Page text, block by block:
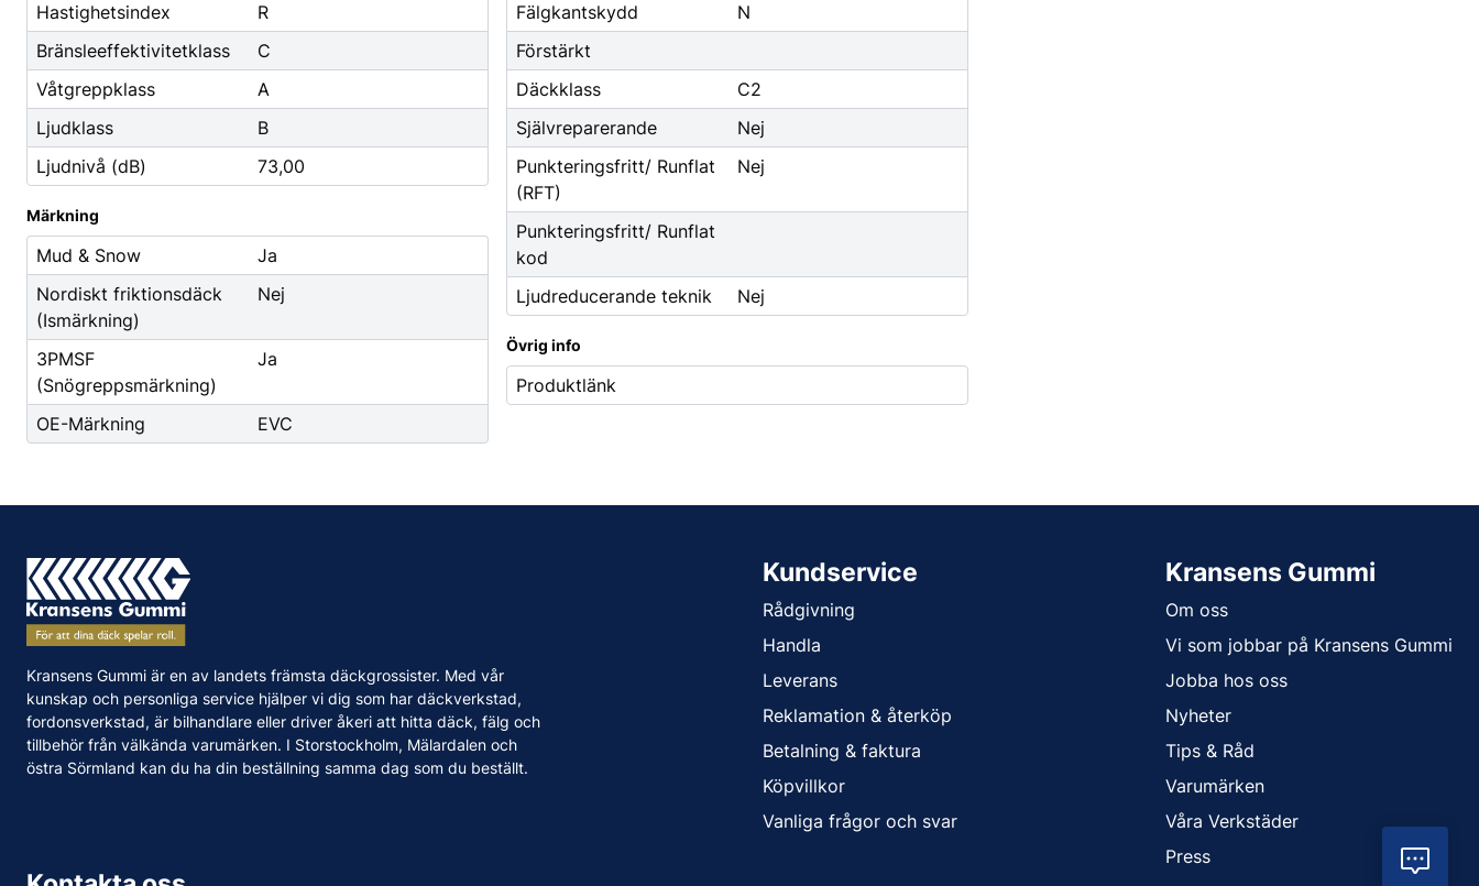
Hastighetsindex
R
Bränsleeffektivitetklass
C
Våtgreppklass
A
Ljudklass
B
Ljudnivå (dB)
73,00
Märkning
Mud & Snow
Ja
Nordiskt friktionsdäck
(Ismärkning)
Nej
3PMSF
(Snögreppsmärkning)
Ja
OE-Märkning EVC
Fälgkantskydd
N
Förstärkt
Däckklass
C2
Självreparerande
Nej
Punkteringsfritt/ Runflat
(RFT)
Nej
Punkteringsfritt/ Runflat
kod
Ljudreducerande teknik
Nej
Övrig info
Produktlänk
Kransens Gummi är en av landets främsta däckgrossister. Med vår
kunskap och personliga service hjälper vi dig som har däckverkstad,
fordonsverkstad, är bilhandlare eller driver åkeri att hitta däck, fälg och
tillbehör från välkända varumärken. I Storstockholm, Mälardalen och
östra Sörmland kan du ha din beställning samma dag som du beställt.
Kundservice
Rådgivning
Handla
Leverans
Reklamation & återköp
Betalning & faktura
Köpvillkor
Vanliga frågor och svar
Kransens Gummi
Om oss
Vi som jobbar på Kransens Gummi
Jobba hos oss
Nyheter
Tips & Råd
Varumärken
Våra Verkstäder
Press